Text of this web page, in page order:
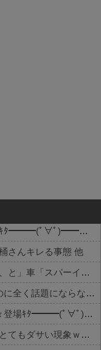
出す
【画像】モンストのタイトル画面が話題ｷﾀ━━━(ﾟ∀ﾟ)━━━!! 他
さんキレる事態 他
人「さーて、車乗るか。エンジン入れて、と」車「スパーイダマーンッ」→炎上 他
【悲報】逃げ上手の若君、2期放映中なのに全く話題にならない 他
【期待】モンスト8月コラボの予想が続々登場ｷﾀ━━━(ﾟ∀ﾟ)━━━!! 他
英語のゲームタイトルを日本語にするととてもダサい現象ｗｗｗｗ